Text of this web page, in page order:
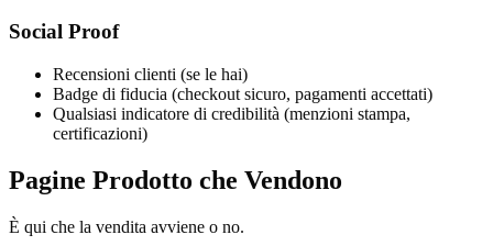
Social Proof
Recensioni clienti (se le hai)
Badge di fiducia (checkout sicuro, pagamenti accettati)
Qualsiasi indicatore di credibilità (menzioni stampa,
certificazioni)
Pagine Prodotto che Vendono
È qui che la vendita avviene o no.